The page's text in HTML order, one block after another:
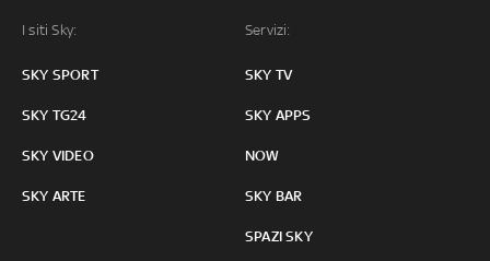
I siti Sky:
SKY SPORT
SKY TG24
SKY VIDEO
SKY ARTE
Servizi:
SKY TV
SKY APPS
NOW
SKY BAR
SPAZI SKY